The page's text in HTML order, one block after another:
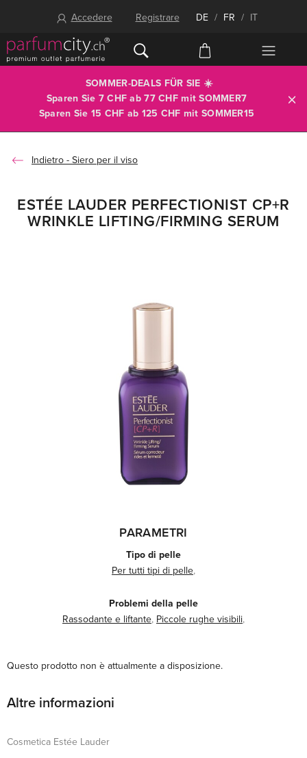
Accedere Registrare DE / FR / IT
SOMMER-DEALS FÜR SIE ☀️
Sparen Sie 7 CHF ab 77 CHF mitSOMMER7
Sparen Sie 15 CHF ab 125 CHF mit SOMMER15
Siero per il viso
ESTÉE LAUDER PERFECTIONIST CP+R
WRINKLE LIFTING/FIRMING SERUM
PARAMETRI
Tipo di pelle
Per tutti tipi di pelle,
Problemi della pelle
Rassodante e liftante, Piccole rughe visibili,
Questo prodotto non è attualmente a disposizione.
Altre informazioni
Cosmetica Estée Lauder